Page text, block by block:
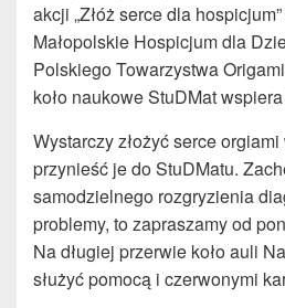
akcji „Złóż serce dla
Małopolskie Hospicjum dla
Polskiego Towarzystwa
koło naukowe StuDMat
Wystarczy złożyć serce
przynieść je do StuDMatu.
samodzielnego rozgryzienia
problemy, to zapraszamy od
Na długiej przerwie koło auli
służyć pomocą i czerwonymi